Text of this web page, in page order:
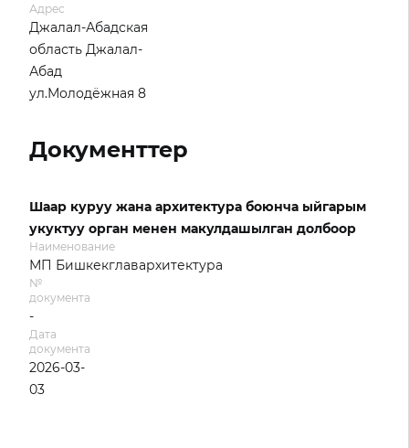
Адрес
Джалал-Абадская
область Джалал-
Абад
ул.Молодёжная 8
Документтер
Шаар куруу жана архитектура боюнча ыйгарым
укуктуу орган менен макулдашылган долбоор
Наименование
МП Бишкекглавархитектура
№
документа
-
Дата
документа
2026-03-
03